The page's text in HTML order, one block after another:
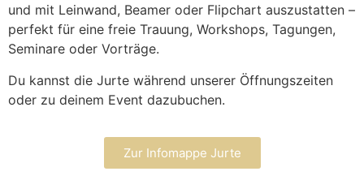
und mit Leinwand, Beamer oder Flipchart auszustatten –
perfekt für eine freie Trauung, Workshops, Tagungen,
Seminare oder Vorträge.
Du kannst die Jurte während unserer Öffnungszeiten
oder zu deinem Event dazubuchen.
Zur Infomappe Jurte